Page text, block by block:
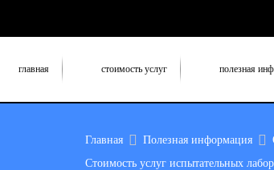
главная стоимость услуг полезная
Главная Полезная информация
Стоимость услуг испытательных